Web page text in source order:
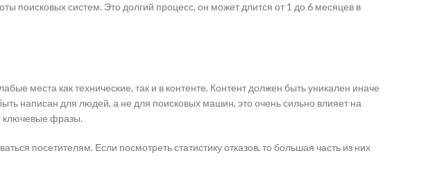
поисковых систем. Это долгий процесс, он может длится от 1 до 6 месяцев в
места как технические, так и в контенте. Контент должен быть уникален иначе
написан для людей, а не для поисковых машин, это очень сильно влияет на
ключевые фразы.
посетителям. Если посмотреть статистику отказов, то большая часть из них